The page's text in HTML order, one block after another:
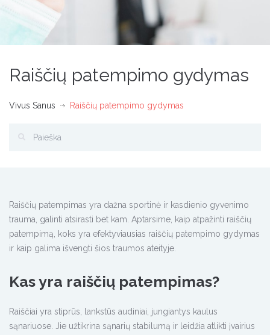
Raiščių patempimo gydymas
Vivus Sanus Raiščių patempimo gydymas
Raiščių patempimas yra dažna sportinė ir kasdienio gyvenimo
trauma, galinti atsirasti bet kam. Aptarsime, kaip atpažinti raiščių
patempimą, koks yra efektyviausias raiščių patempimo gydymas
ir kaip galima išvengti šios traumos ateityje.
Kas yra raiščių patempimas?
Raiščiai yra stiprūs, lankstūs audiniai, jungiantys kaulus
sąnariuose. Jie užtikrina sąnarių stabilumą ir leidžia atlikti įvairius